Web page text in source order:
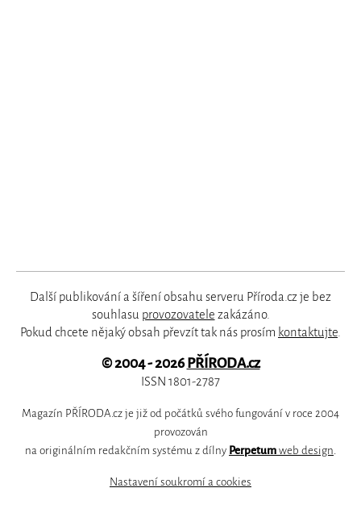
Další publikování a šíření obsahu serveru Příroda.cz je bez
souhlasu provozovatele zakázáno.
Pokud chcete nějaký obsah převzít tak nás prosím kontaktujte
© 2004 - 2026PŘÍRODA.cz
ISSN 1801-2787
Magazín PŘÍRODA.cz je již od počátků svého fungování v roce 2004
provozován
na originálním redakčním systému z dílny Perpetum web design
Nastavení soukromí a cookies